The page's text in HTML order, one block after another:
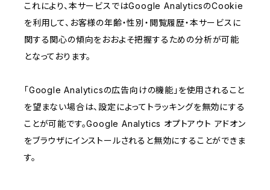
これにより、本サービスではGoogle AnalyticsのCookie
を利用して、お客様の年齢・性別・閲覧履歴・本サービスに
関する関心の傾向をおおよそ把握するための分析が可能
となっております。
「Google Analyticsの広告向けの機能」を使用されること
を望まない場合は、設定によってトラッキングを無効にする
ことが可能です。Google Analytics オプトアウト アドオン
をブラウザにインストールされると無効にすることができま
す。